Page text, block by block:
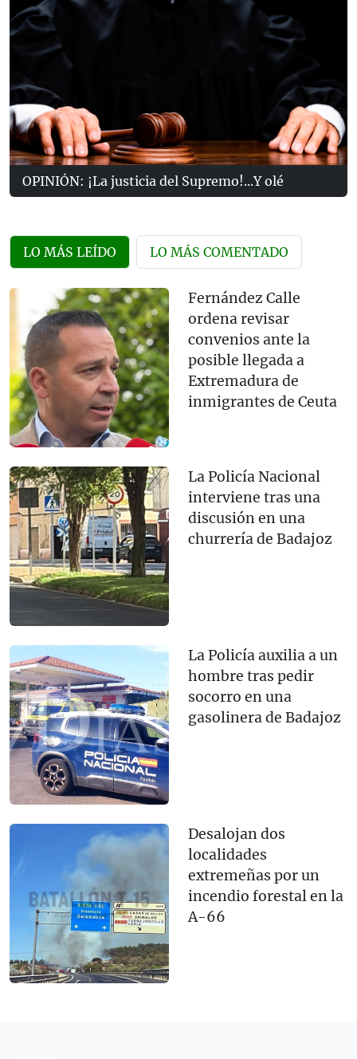
OPINIÓN: ¡La justicia del Supremo!...Y olé
LO MÁS LEÍDO LO MÁS COMENTADO
Fernández Calle
ordena revisar
convenios ante la
posible llegada a
Extremadura de
inmigrantes de Ceuta
La Policía Nacional
interviene tras una
discusión en una
churrería de Badajoz
La Policía auxilia a un
hombre tras pedir
socorro en una
gasolinera de Badajoz
Desalojan dos
localidades
extremeñas por un
incendio forestal en la
A-66